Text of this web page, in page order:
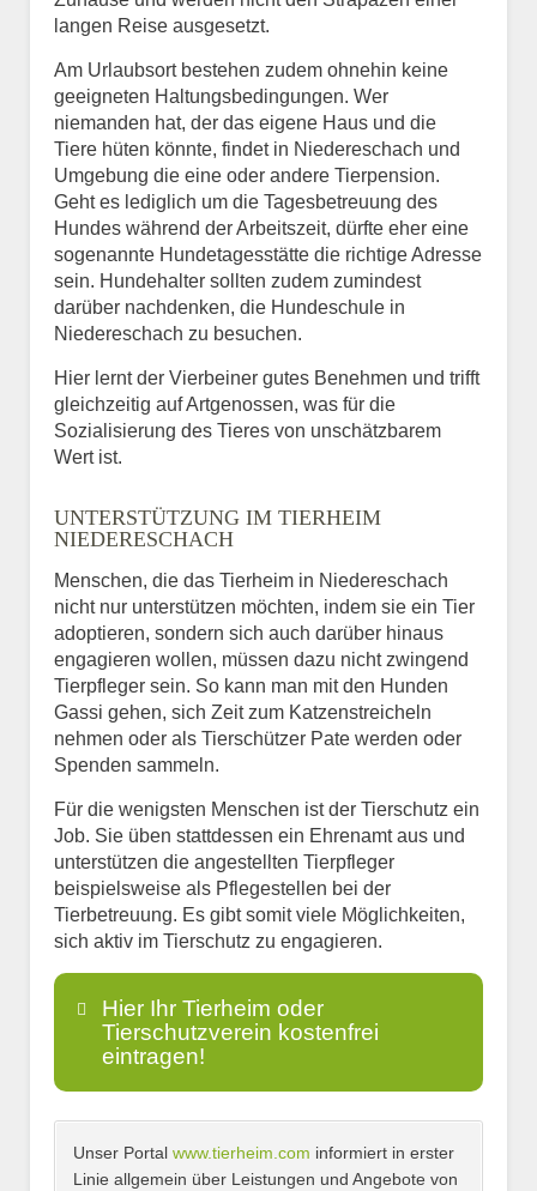
langen Reise ausgesetzt.
Am Urlaubsort bestehen zudem ohnehin keine
geeigneten Haltungsbedingungen. Wer
niemanden hat, der das eigene Haus und die
Tiere hüten könnte, findet in Niedereschach und
Umgebung die eine oder andere Tierpension.
Geht es lediglich um die Tagesbetreuung des
Hundes während der Arbeitszeit, dürfte eher eine
sogenannte Hundetagesstätte die richtige Adresse
sein. Hundehalter sollten zudem zumindest
darüber nachdenken, die Hundeschule in
Niedereschach zu besuchen.
Hier lernt der Vierbeiner gutes Benehmen und trifft
gleichzeitig auf Artgenossen, was für die
Sozialisierung des Tieres von unschätzbarem
Wert ist.
UNTERSTÜTZUNG IM TIERHEIM
NIEDERESCHACH
Menschen, die das Tierheim in Niedereschach
nicht nur unterstützen möchten, indem sie ein Tier
adoptieren, sondern sich auch darüber hinaus
engagieren wollen, müssen dazu nicht zwingend
Tierpfleger sein. So kann man mit den Hunden
Gassi gehen, sich Zeit zum Katzenstreicheln
nehmen oder als Tierschützer Pate werden oder
Spenden sammeln.
Für die wenigsten Menschen ist der Tierschutz ein
Job. Sie üben stattdessen ein Ehrenamt aus und
unterstützen die angestellten Tierpfleger
beispielsweise als Pflegestellen bei der
Tierbetreuung. Es gibt somit viele Möglichkeiten,
sich aktiv im Tierschutz zu engagieren.
Hier Ihr Tierheim oder
Tierschutzverein kostenfrei
eintragen!
Name*
Unser Portal www.tierheim.com informiert in erster
Linie allgemein über Leistungen und Angebote von